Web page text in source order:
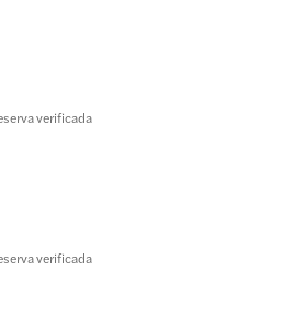
verificada
verificada